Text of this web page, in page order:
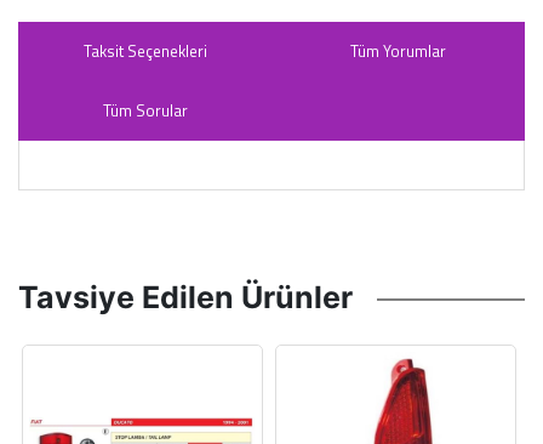
Taksit Seçenekleri Tüm Yorumlar
Tüm Sorular
Tavsiye Edilen Ürünler